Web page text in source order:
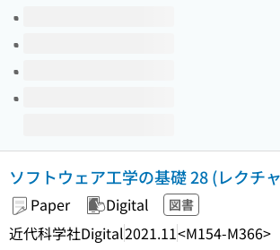
ソフトウェア工学の基礎 28 (レクチ
Paper Digital 図書
近代科学社Digital2021.11<M154-M366>